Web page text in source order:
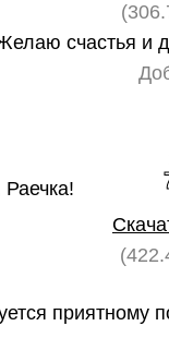
счастья и
приятному